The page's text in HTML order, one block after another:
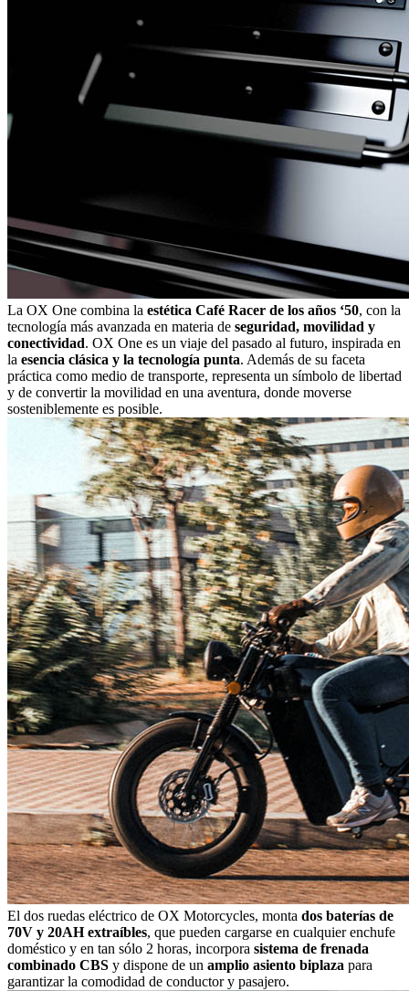
La OX One combina la estética Café Racer de los años ‘50, con la
tecnología más avanzada en materia de seguridad, movilidad y
conectividad. OX One es un viaje del pasado al futuro, inspirada en
la esencia clásica y la tecnología punta. Además de su faceta
práctica como medio de transporte, representa un símbolo de libertad
y de convertir la movilidad en una aventura, donde moverse
sosteniblemente es posible.
El dos ruedas eléctrico de OX Motorcycles, monta dos baterías de
70V y 20AH extraíbles, que pueden cargarse en cualquier enchufe
doméstico y en tan sólo 2 horas, incorpora sistema de frenada
combinado CBS y dispone de un amplio asiento biplaza para
garantizar la comodidad de conductor y pasajero.